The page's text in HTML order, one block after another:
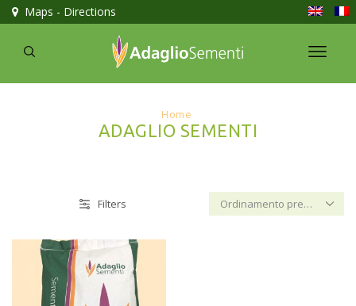
Maps - Directions
Home
ADAGLIO SEMENTI
Filters